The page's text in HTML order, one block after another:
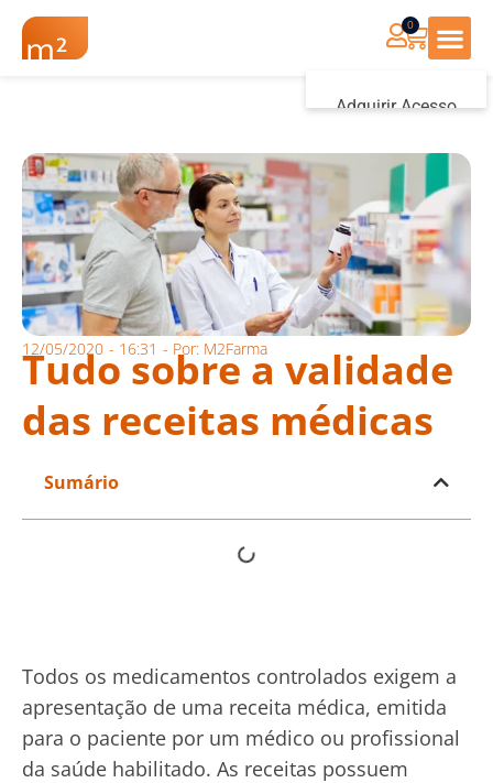
Adquirir Acesso
0
12/05/2020 - 16:31 - Por: M2Farma
Tudo sobre a validade
das receitas médicas
Sumário
Todos os medicamentos controlados exigem a
apresentação de uma receita médica, emitida
para o paciente por um médico ou profissional
da saúde habilitado. As receitas possuem